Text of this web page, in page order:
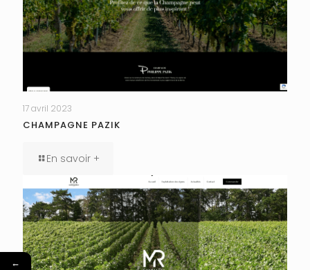
17 avril 2023
CHAMPAGNE PAZIK
En savoir +
←